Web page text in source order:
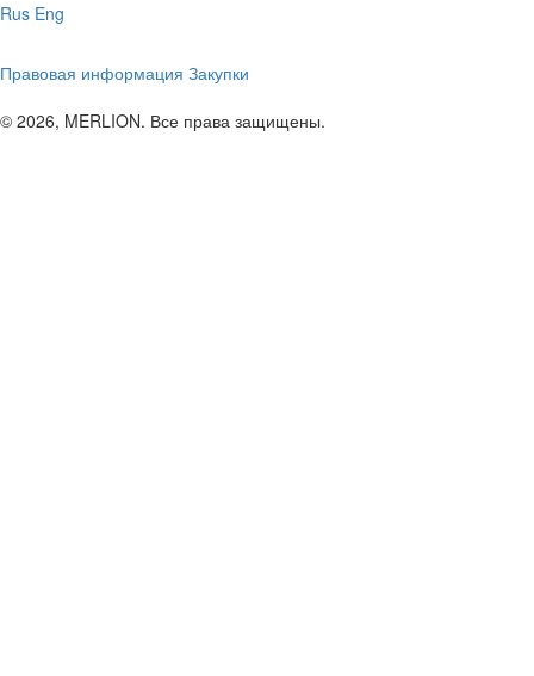
Rus Eng
Правовая информация Закупки
© 2026, MERLION. Все права защищены.